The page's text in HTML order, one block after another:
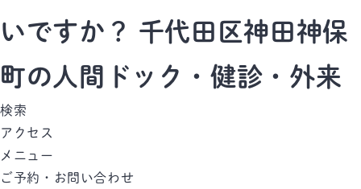
いですか？ 千代田区神田神保
町の人間ドック・健診・外来
検索
アクセス
メニュー
ご予約・お問い合わせ